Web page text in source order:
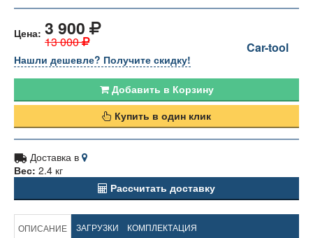
Цена: 3 900
13 000 Car-tool
Нашли дешевле? Получите скидку!
Добавить в Корзину
Купить в один клик
Доставка в
Вес: 2.4 кг
Рассчитать доставку
ОПИСАНИЕ ЗАГРУЗКИ КОМПЛЕКТАЦИЯ